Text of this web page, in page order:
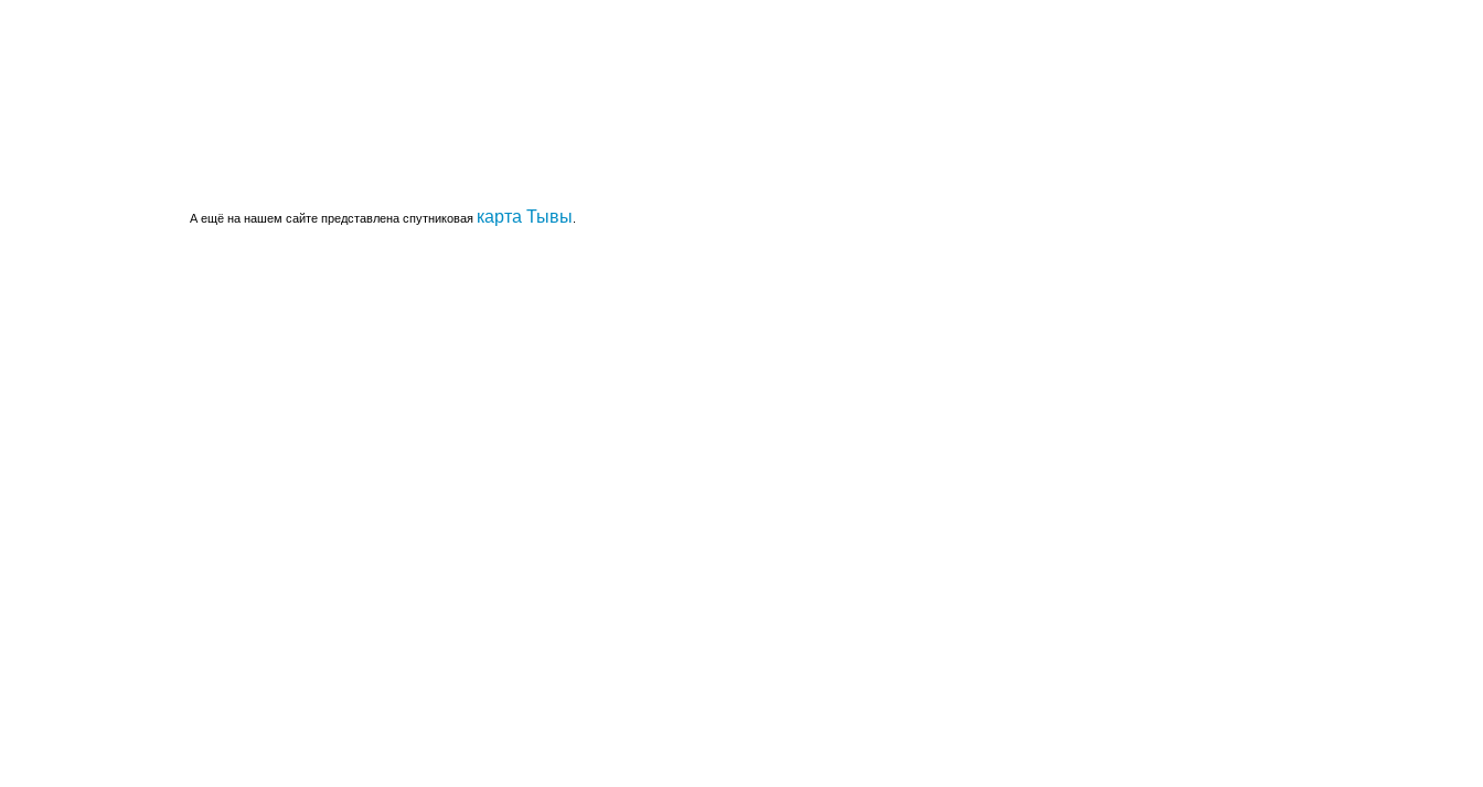
А ещё на нашем сайте представлена спутниковая карта Тывы